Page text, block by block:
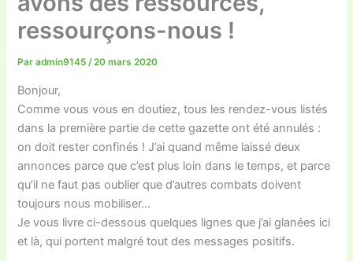
ressourçons-nous !
Paradmin9145/20 mars 2020
Bonjour,
Comme vous vous en doutiez, tous les rendez-vous listés
dans la première partie de cette gazette ont été annulés :
on doit rester confinés ! J’ai quand même laissé deux
annonces parce que c’est plus loin dans le temps, et parce
qu’il ne faut pas oublier que d’autres combats doivent
toujours nous mobiliser…
Je vous livre ci-dessous quelques lignes que j’ai glanées ici
et là, qui portent malgré tout des messages positifs.